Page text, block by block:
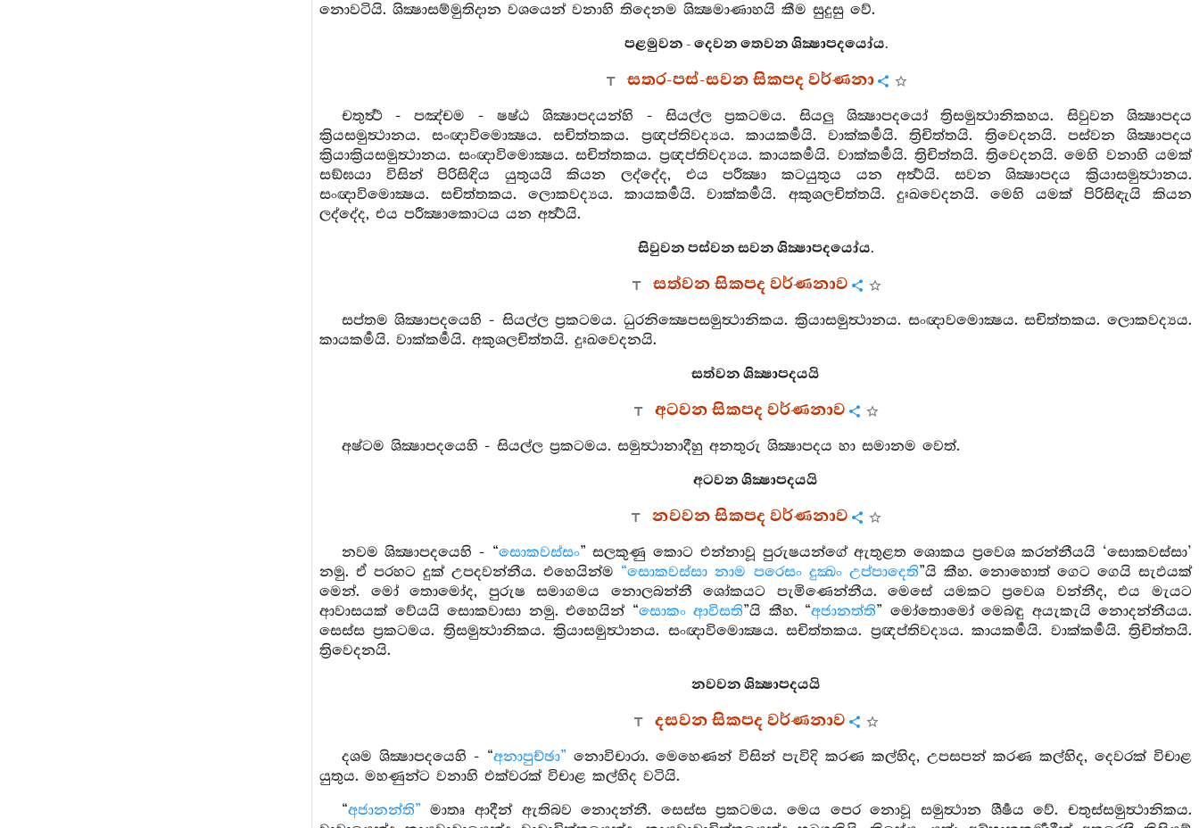
නොවටියි. ශික්‍ෂාසම්මුතිදාන වශයෙන් වනාහි තිදෙනම ශික්‍ෂමාණාහයි කීම සුදුසු වේ.
පළමුවන - දෙවන තෙවන ශික්‍ෂාපදයෝය.
සතර-පස්-සවන සිකපද වර්ණනා
චතුර්‍ත්‍ථ - පඤ්චම - ෂෂ්ඨ ශික්‍ෂාපදයන්හි - සියල්ල ප්‍රකටමය. සියලු ශික්‍ෂාපදයෝ ත්‍රිසමුත්‍ථානිකහය. සිවුවන ශික්‍ෂාපදය
ක්‍රියසමුත්‍ථානය. සංඥාවිමොක්‍ෂය. සචිත්තකය. ප්‍රඥප්තිවද්‍යය. කායකර්‍මයි. වාක්කර්‍මයි. ත්‍රිචිත්තයි. ත්‍රිවෙදනයි. පස්වන ශික්‍ෂාපදය
ක්‍රියාක්‍රියසමුත්‍ථානය. සංඥාවිමොක්‍ෂය. සචිත්තකය. ප්‍රඥප්තිවද්‍යය. කායකර්‍මයි. වාක්කර්‍මයි. ත්‍රිචිත්තයි. ත්‍රිවෙදනයි. මෙහි වනාහි යමක්
සඞ්ඝයා විසින් පිරිසිඳිය යුතුයයි කියන ලද්දේද, එය පරීක්‍ෂා කටයුතුය යන අර්‍ත්‍ථයි. සවන ශික්‍ෂාපදය ක්‍රියාසමුත්‍ථානය.
සංඥාවිමොක්‍ෂය. සචිත්තකය. ලොකවද්‍යය. කායකර්‍මයි. වාක්කර්‍මයි. අකුශලචිත්තයි. දුඃඛවෙදනයි. මෙහි යමක් පිරිසිඳැයි කියන
ලද්දේද, එය පරීක්‍ෂාකොටය යන අර්‍ත්‍ථයි.
සිවුවන පස්වන සවන ශික්‍ෂාපදයෝය.
සත්වන සිකපද වර්ණනාව
සප්තම ශික්‍ෂාපදයෙහි - සියල්ල ප්‍රකටමය. ධුරනික්‍ෂෙපසමුත්‍ථානිකය. ක්‍රියාසමුත්‍ථානය. සංඥාවමොක්‍ෂය. සචිත්තකය. ලොකවද්‍යය.
කායකර්‍මයි. වාක්කර්‍මයි. අකුශලචිත්තයි. දුඃඛවෙදනයි.
සත්වන ශික්‍ෂාපදයයි
අටවන සිකපද වර්ණනාව
අෂ්ටම ශික්‍ෂාපදයෙහි - සියල්ල ප්‍රකටමය. සමුත්‍ථානාදීහු අනතුරු ශික්‍ෂාපදය හා සමානම වෙත්.
අටවන ශික්‍ෂාපදයයි
නවවන සිකපද වර්ණනාව
නවම ශික්‍ෂාපදයෙහි - “සොකවස්සං” සලකුණු කොට එන්නාවූ පුරුෂයන්ගේ ඇතුළත ශොකය ප්‍රවෙශ කරන්නීයයි ‘සොකවස්සා’
නමු. ඒ පරහට දුක් උපදවන්නීය. එහෙයින්ම “සොකවස්සා නාම පරෙසං දුක්‍ඛං උප්පාදෙති”යි කීහ. නොහොත් ගෙට ගෙයි සැඵයක්
මෙන්. මෝ තොමෝද, පුරුෂ සමාගමය නොලබන්නී ශෝකයට පැමිණෙන්නීය. මෙසේ යමකට ප්‍රවෙශ වන්නීද, එය මැයට
ආවාසයක් වේයයි සොකවාසා නමු. එහෙයින් “සොකං ආවිසති”යි කීහ. “අජානත්ති” මෝතොමෝ මෙබඳු අයැකැයි නොදන්නීයය.
සෙස්ස ප්‍රකටමය. ත්‍රිසමුත්‍ථානිකය. ක්‍රියාසමුත්‍ථානය. සංඥාවිමොක්‍ෂය. සචිත්තකය. ප්‍රඥප්තිවද්‍යය. කායකර්‍මයි. වාක්කර්‍මයි. ත්‍රිචිත්තයි.
ත්‍රිවෙදනයි.
නවවන ශික්‍ෂාපදයයි
දසවන සිකපද වර්ණනාව
දශම ශික්‍ෂාපදයෙහි - “අනාපුච්ඡා” නොවිචාරා. මෙහෙණන් විසින් පැවිදි කරණ කල්හිද, උපසපන් කරණ කල්හිද, දෙවරක් විචාළ
යුතුය. මහණුන්ට වනාහි එක්වරක් විචාළ කල්හිද වටියි.
“අජානන්ති” මාතෘ ආදීන් ඇතිබව නොදන්නී. සෙස්ස ප්‍රකටමය. මෙය පෙර නොවූ සමුත්‍ථාන ශීර්‍ෂය වේ. චතුස්සමුත්‍ථානිකය.